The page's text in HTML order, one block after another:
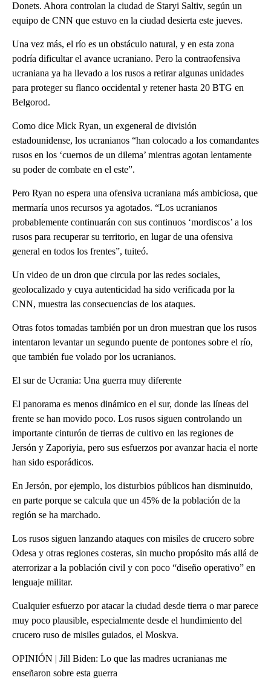
Donets. Ahora controlan la ciudad de Staryi Saltiv, según un
equipo de CNN que estuvo en la ciudad desierta este jueves.
Una vez más, el río es un obstáculo natural, y en esta zona
podría dificultar el avance ucraniano. Pero la contraofensiva
ucraniana ya ha llevado a los rusos a retirar algunas unidades
para proteger su flanco occidental y retener hasta 20 BTG en
Belgorod.
Como dice Mick Ryan, un exgeneral de división
estadounidense, los ucranianos “han colocado a los comandantes
rusos en los ‘cuernos de un dilema’ mientras agotan lentamente
su poder de combate en el este”.
Pero Ryan no espera una ofensiva ucraniana más ambiciosa, que
mermaría unos recursos ya agotados. “Los ucranianos
probablemente continuarán con sus continuos ‘mordiscos’ a los
rusos para recuperar su territorio, en lugar de una ofensiva
general en todos los frentes”, tuiteó.
Un video de un dron que circula por las redes sociales,
geolocalizado y cuya autenticidad ha sido verificada por la
CNN, muestra las consecuencias de los ataques.
Otras fotos tomadas también por un dron muestran que los rusos
intentaron levantar un segundo puente de pontones sobre el río,
que también fue volado por los ucranianos.
El sur de Ucrania: Una guerra muy diferente
El panorama es menos dinámico en el sur, donde las líneas del
frente se han movido poco. Los rusos siguen controlando un
importante cinturón de tierras de cultivo en las regiones de
Jersón y Zaporiyia, pero sus esfuerzos por avanzar hacia el norte
han sido esporádicos.
En Jersón, por ejemplo, los disturbios públicos han disminuido,
en parte porque se calcula que un 45% de la población de la
región se ha marchado.
Los rusos siguen lanzando ataques con misiles de crucero sobre
Odesa y otras regiones costeras, sin mucho propósito más allá de
aterrorizar a la población civil y con poco “diseño operativo” en
lenguaje militar.
Cualquier esfuerzo por atacar la ciudad desde tierra o mar parece
muy poco plausible, especialmente desde el hundimiento del
crucero ruso de misiles guiados, el Moskva.
OPINIÓN | Jill Biden: Lo que las madres ucranianas me
enseñaron sobre esta guerra